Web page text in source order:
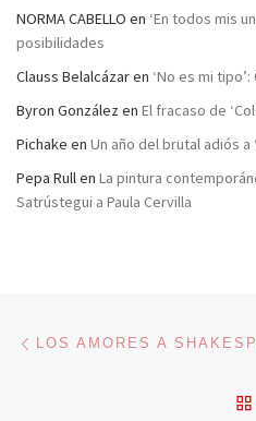
NORMA CABELLO en ‘En todos mis
posibilidades
Clauss Belalcázaren ‘No es mi
Byron González en El fracaso de
Pichake en Un año del brutal adiós a
Pepa Rullen La pintura
Satrústegui a Paula Cervilla
Navegación de
LOS AMORES A